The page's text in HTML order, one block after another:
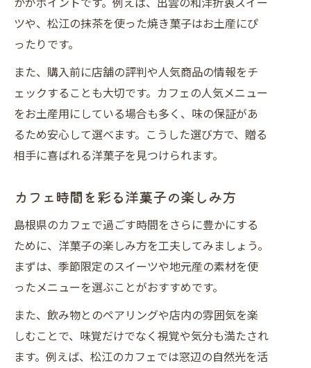
ツや、松江の抹茶を使った焼き菓子はお土産にぴ
ったりです。
また、購入前に店舗の評判や人気商品の情報をチ
ェックすることも大切です。カフェの人気メニュー
をお土産用にしている場合も多く、味の保証があ
るため安心して選べます。こうした選び方で、贈る
相手に喜ばれる洋菓子を見つけられます。
カフェ時間を彩る洋菓子の楽しみ方
島根県のカフェで過ごす時間をさらに豊かにする
ために、洋菓子の楽しみ方を工夫してみましょう。
まずは、季節限定のスイーツや地元産の素材を使
ったメニューを選ぶことがおすすめです。
また、飲み物とのペアリングや店内の雰囲気を楽
しむことで、味覚だけでなく視覚や気分も満たされ
ます。例えば、松江のカフェでは窓辺の自然光を活